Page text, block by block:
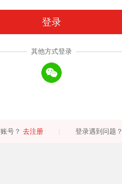
登录
其他方式登录
号？ 去注册 登录遇到问题？